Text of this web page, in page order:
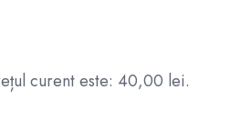
curent este: 40,00 lei.